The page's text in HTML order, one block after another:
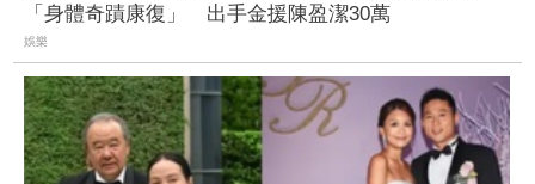
「身體奇蹟康復」 出手金援陳盈潔30萬
娛樂